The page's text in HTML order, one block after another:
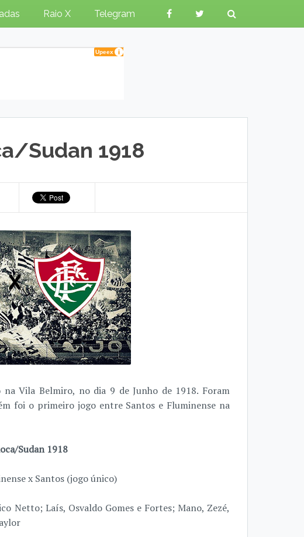
Raio X Telegram
Sudan 1918
Vila Belmiro, no dia 9 de Junho de 1918. Foram
foi o primeiro jogo entre Santos e Fluminense na
Sudan 1918
x Santos (jogo único)
Netto; Laís, Osvaldo Gomes e Fortes; Mano, Zezé,